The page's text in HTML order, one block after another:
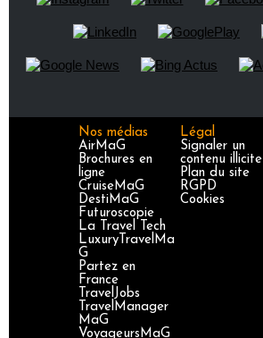
Nos médias
AirMaG
Brochures en
ligne
CruiseMaG
DestiMaG
Futuroscopie
La Travel Tech
LuxuryTravelMa
G
Partez en
France
TravelJobs
TravelManager
MaG
VoyageursMaG
Légal
Signaler un
contenu illicite
Plan du site
RGPD
Cookies